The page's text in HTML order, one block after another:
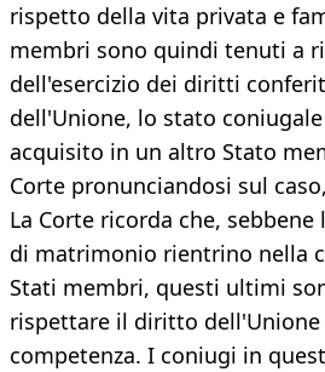
rispetto della vita privata e
membri sono quindi tenuti a
dell'esercizio dei diritti
dell'Unione, lo stato
acquisito in un altro Stato
Corte pronunciandosi sul
La Corte ricorda che,
di matrimonio rientrino nella
Stati membri, questi ultimi
rispettare il diritto dell'Unione
competenza. I coniugi in